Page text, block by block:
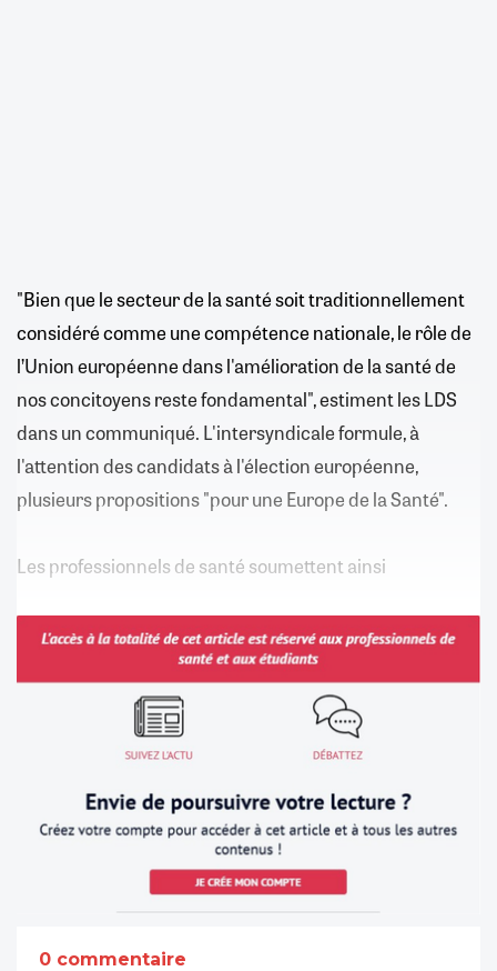
"Bien que le secteur de la santé soit traditionnellement
considéré comme une compétence nationale, le rôle de
l’Union européenne dans l'amélioration de la santé de
nos concitoyens reste fondamental", estiment les LDS
dans un communiqué. L'intersyndicale formule, à
l'attention des candidats à l'élection européenne,
plusieurs propositions "pour une Europe de la Santé".
Les professionnels de santé soumettent ainsi
0 commentaire